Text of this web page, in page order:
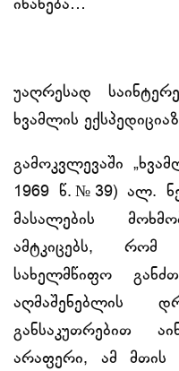
ინახება…
უაღრესად
ხვამლის
გამოკვლევაში
1969 წ.№39) ალ.
მასალების
ამტკიცებს, რომ
სახელმწიფო
აღმაშენებლის
განსაკუთრებით
არაფერი, ამ მთის